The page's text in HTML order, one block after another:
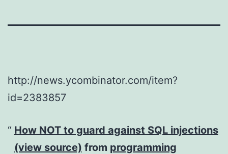
http://news.ycombinator.com/item?
id=2383857
How NOT to guard against SQL injections
(view source) from programming